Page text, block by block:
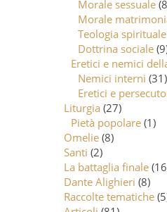
Morale sessuale
Morale
Teologia spirituale
Dottrina sociale
Eretici e nemici
Nemici interni (31)
Eretici e
Liturgia (27)
Pietà popolare (1)
Omelie (8)
Santi (2)
La battaglia finale
Dante Alighieri (8)
Raccolte tematiche